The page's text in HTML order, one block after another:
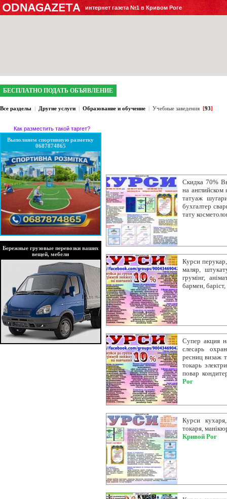
интернет газета №1 в Кривом Роге
БЕСПЛАТНО ПОДАТЬ ОБЪЯВЛЕНИЕ
Все разделы | Другие услуги | Образование и обучение | Учебные заведения [93]
Как разместить такой таргет?
Выполняем спортивную разметку
0687874865
Бережные грузовые перевозки ваших
вещей, мебели
Скидка 70%
на
татуаж
бухгалтер
тату
Курси
маляр,
грумінг,
бармен,
Супер акция
слесарь
ресниц визаж
токарь
повар
Рог
Курси
токаря,
Кривой Рог